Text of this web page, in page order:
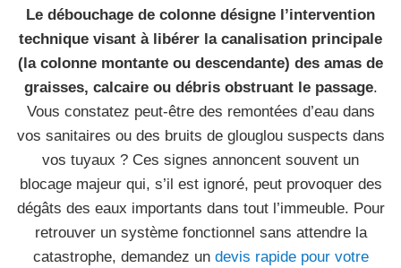
Le débouchage de colonne désigne l’intervention
technique visant à libérer la canalisation principale
(la colonne montante ou descendante) des amas de
graisses, calcaire ou débris obstruant le passage.
Vous constatez peut-être des remontées d’eau dans
vos sanitaires ou des bruits de glouglou suspects dans
vos tuyaux ? Ces signes annoncent souvent un
blocage majeur qui, s’il est ignoré, peut provoquer des
dégâts des eaux importants dans tout l’immeuble. Pour
retrouver un système fonctionnel sans attendre la
catastrophe, demandez un devis rapide pour votre